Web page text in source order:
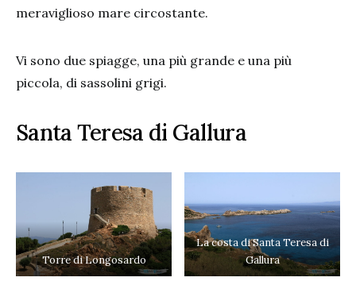
meraviglioso mare circostante.
Vi sono due spiagge, una più grande e una più
piccola, di sassolini grigi.
Santa Teresa di Gallura
Torre di Longosardo
La costa di Santa Teresa di
Gallura